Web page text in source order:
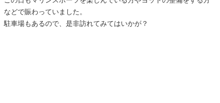
などで賑わっていました。
駐車場もあるので、是非訪れてみてはいかが？